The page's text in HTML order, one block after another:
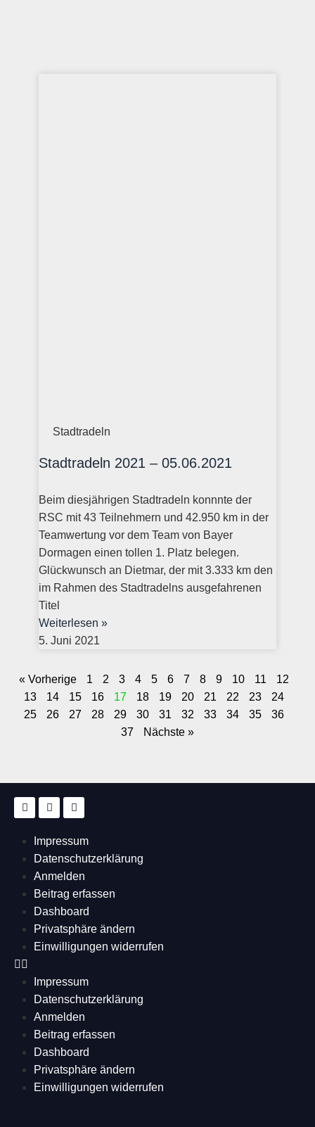
Stadtradeln
Stadtradeln 2021 – 05.06.2021
Beim diesjährigen Stadtradeln konnnte der
RSC mit 43 Teilnehmern und 42.950 km in der
Teamwertung vor dem Team von Bayer
Dormagen einen tollen 1. Platz belegen.
Glückwunsch an Dietmar, der mit 3.333 km den
im Rahmen des Stadtradelns ausgefahrenen
Titel
Weiterlesen »
5. Juni 2021
« Vorherige 1 2 3 4 5 6 7 8 9 10 11
12
13
14 15 16 17 18 19 20 21 22 23
24
25
26 27 28 29 30 31 32 33 34 35
36
37
Nächste »
Impressum
Datenschutzerklärung
Anmelden
Beitrag erfassen
Dashboard
Privatsphäre ändern
Einwilligungen widerrufen
Impressum
Datenschutzerklärung
Anmelden
Beitrag erfassen
Dashboard
Privatsphäre ändern
Einwilligungen widerrufen